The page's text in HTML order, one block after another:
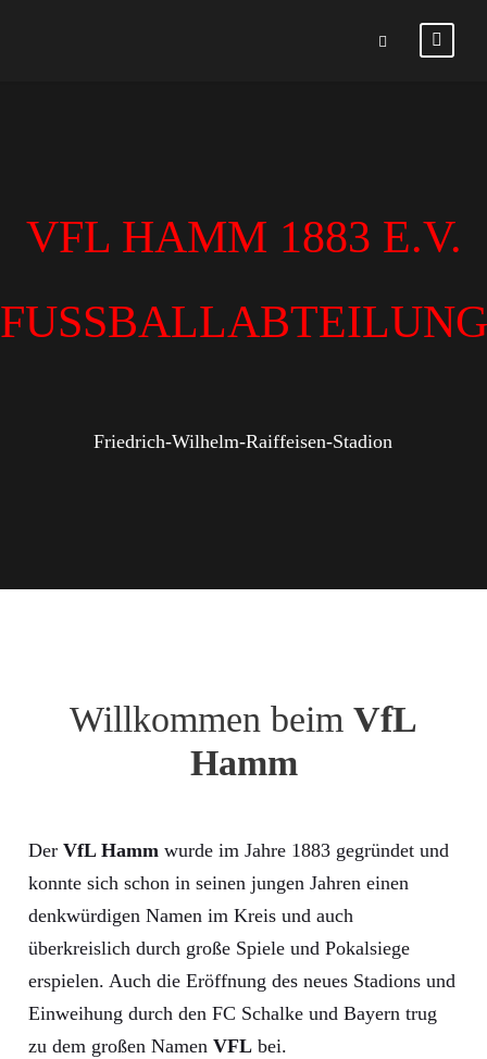
VFL HAMM 1883 E.V.
FUSSBALLABTEILUNG
Friedrich-Wilhelm-Raiffeisen-Stadion
Willkommen beim VfL
Hamm
Der VfL Hamm wurde im Jahre 1883 gegründet und
konnte sich schon in seinen jungen Jahren einen
denkwürdigen Namen im Kreis und auch
überkreislich durch große Spiele und Pokalsiege
erspielen. Auch die Eröffnung des neues Stadions und
Einweihung durch den FC Schalke und Bayern trug
zu dem großen Namen VFL bei.